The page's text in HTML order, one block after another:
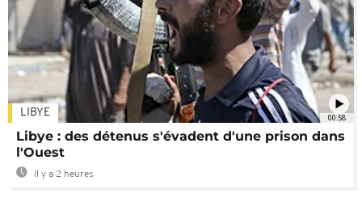
00:58
LIBYE
Libye : des détenus s'évadent d'une prison dans
l'Ouest
Il y a 2 heures